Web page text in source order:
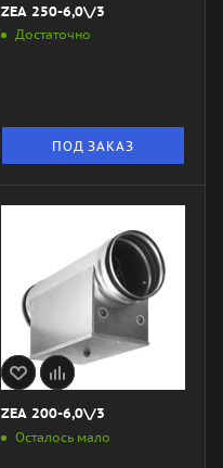
ZEA 250-6,0\/3
Достаточно
ПОД ЗАКАЗ
ZEA 200-6,0\/3
Осталось мало